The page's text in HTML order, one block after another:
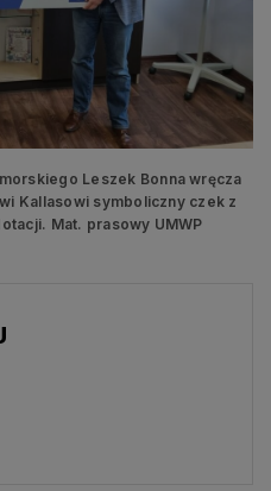
Leszek Bonna wręcza
Kallasowi symboliczny czek z
Mat. prasowy UMWP